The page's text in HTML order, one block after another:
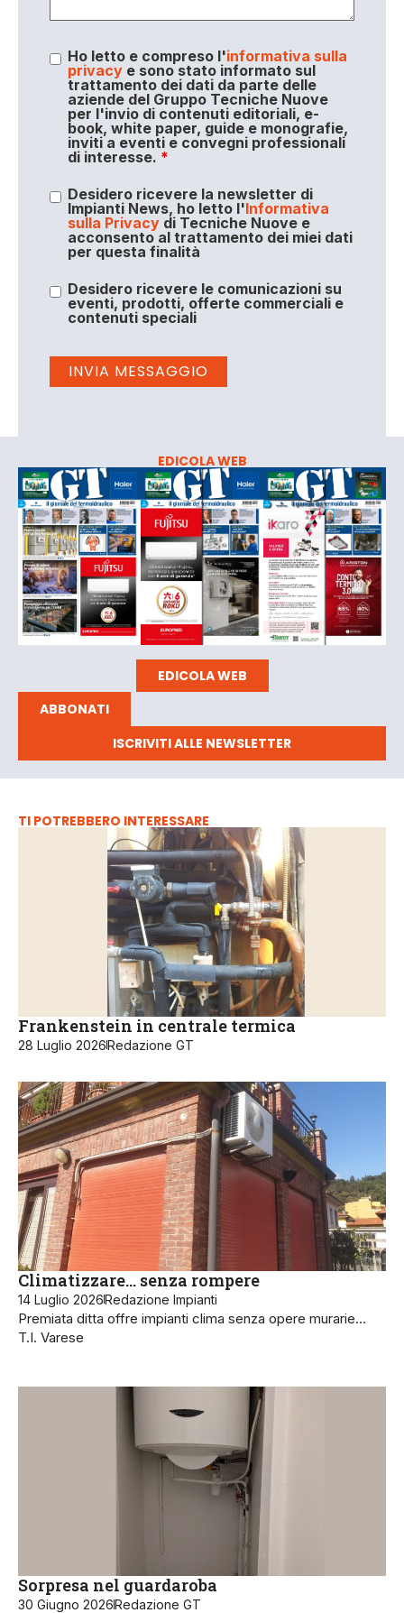
Ho letto e compreso l'informativa sulla
privacye sono stato informato sul
trattamento dei dati da parte delle
aziende del Gruppo Tecniche Nuove
per l'invio di contenuti editoriali, e-
book, white paper, guide e monografie,
inviti a eventi e convegni professionali
di interesse. *
Desidero ricevere la newsletter di
Impianti News, ho letto l'Informativa
sulla Privacydi Tecniche Nuove e
acconsento al trattamento dei miei dati
per questa finalità
Desidero ricevere le comunicazioni su
eventi, prodotti, offerte commerciali e
contenuti speciali
EDICOLA WEB
EDICOLA WEB
ABBONATI
ISCRIVITI ALLE NEWSLETTER
TI POTREBBERO INTERESSARE
Frankenstein in centrale termica
28 Luglio 2026Redazione GT
Climatizzare… senza rompere
14 Luglio 2026Redazione Impianti
Premiata ditta offre impianti clima senza opere murarie…
T.I. Varese
Sorpresa nel guardaroba
30 Giugno 2026Redazione GT